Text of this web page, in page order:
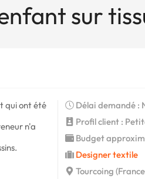
sur
qui ont été
n'a
Délai demandé :
Profil client :
Budget
Designer textile
Tourcoing